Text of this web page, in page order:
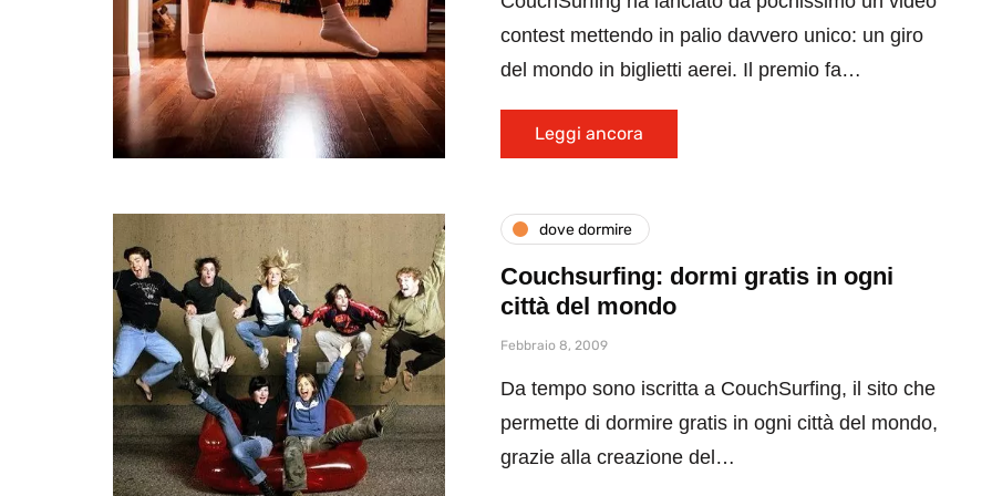
contest mettendo in palio davvero unico: un giro
del mondo in biglietti aerei. Il premio fa…
Leggi ancora
dove dormire
Couchsurfing: dormi gratis in ogni
città del mondo
Febbraio 8, 2009
Da tempo sono iscritta a CouchSurfing, il sito che
permette di dormire gratis in ogni città del mondo,
grazie alla creazione del…